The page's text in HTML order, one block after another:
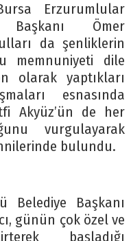
Erzurumlular
Başkanı Ömer
da şenliklerin
memnuniyeti dile
olarak yaptıkları
esnasında
Akyüz’ün de her
vurgulayarak
bulundu.
Belediye Başkanı
günün çok özel ve
başladığı